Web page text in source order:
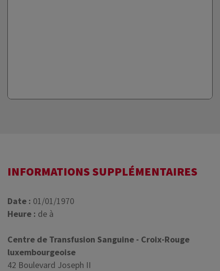
INFORMATIONS SUPPLÉMENTAIRES
Date : 01/01/1970
Heure : de à
Centre de Transfusion Sanguine - Croix-Rouge
luxembourgeoise
42 Boulevard Joseph II